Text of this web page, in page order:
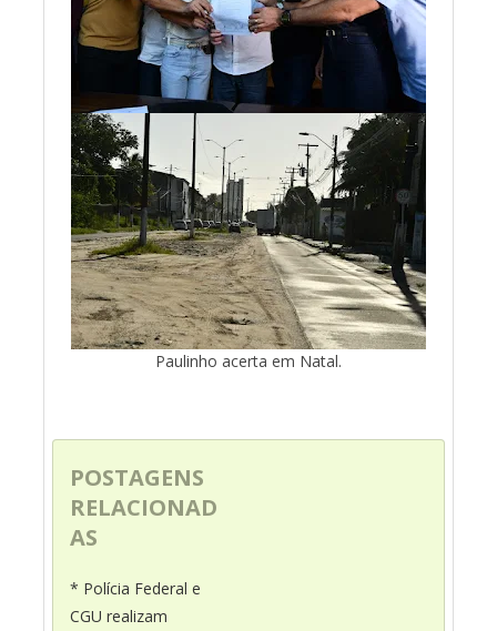
Paulinho acerta em Natal.
POSTAGENS
RELACIONAD
AS
* Polícia Federal e
CGU realizam